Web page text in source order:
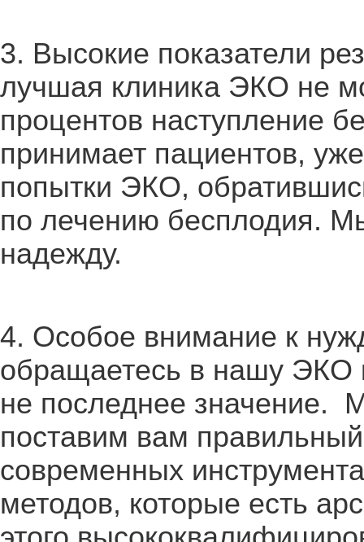
3. Высокие показатели
лучшая клиника ЭКО не
процентов наступление
принимает пациентов,
попытки ЭКО,
по лечению бесплодия.
надежду.
4. Особое внимание к
обращаетесь в нашу ЭКО
не последнее значение.
поставим вам
современных
методов, которые есть